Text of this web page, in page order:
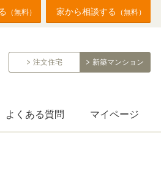
（無料） 家から相談する （無料）
注文住宅 新築マンション
よくある質問 マイページ